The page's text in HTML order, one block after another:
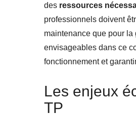
des ressources
professionnels doivent
maintenance que pour
envisageables dans ce
fonctionnement et
Les enjeux
TP